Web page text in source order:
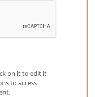
on it to edit it
to access